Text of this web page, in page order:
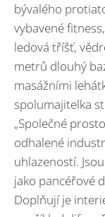
bývalého
vybavené
ledová tříšť,
metrů dlouhý
masážními
spolumajitelka
„Společné
odhalené
uhlazeností.
jako pancéřové
Doplňují je